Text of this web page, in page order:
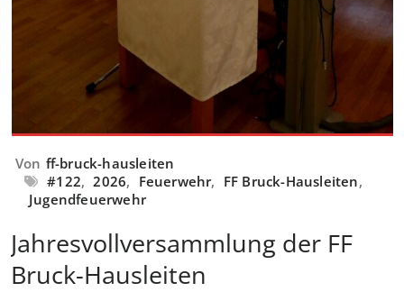
Von ff-bruck-hausleiten
#122, 2026, Feuerwehr, FF Bruck-Hausleiten,
Jugendfeuerwehr
Jahresvollversammlung der FF
Bruck-Hausleiten